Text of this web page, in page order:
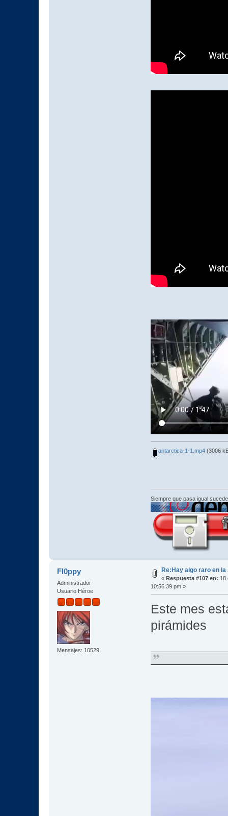
antarctica-1-1.mp4(3006
Siempre que pasa igual
Fl0ppy
Administrador
Usuario Héroe
Mensajes: 10529
Re:Hay algo raro en
« Respuesta #107 en: 18
10:56:39 pm »
Este mes
pirámides